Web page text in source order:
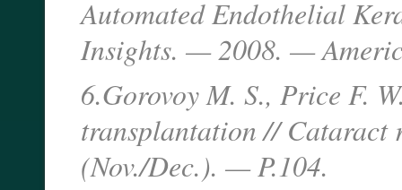
Automated Endothelial
Insights. — 2008. —
6.Gorovoy M. S., Price F.
transplantation //
(Nov./Dec.). — P.104.